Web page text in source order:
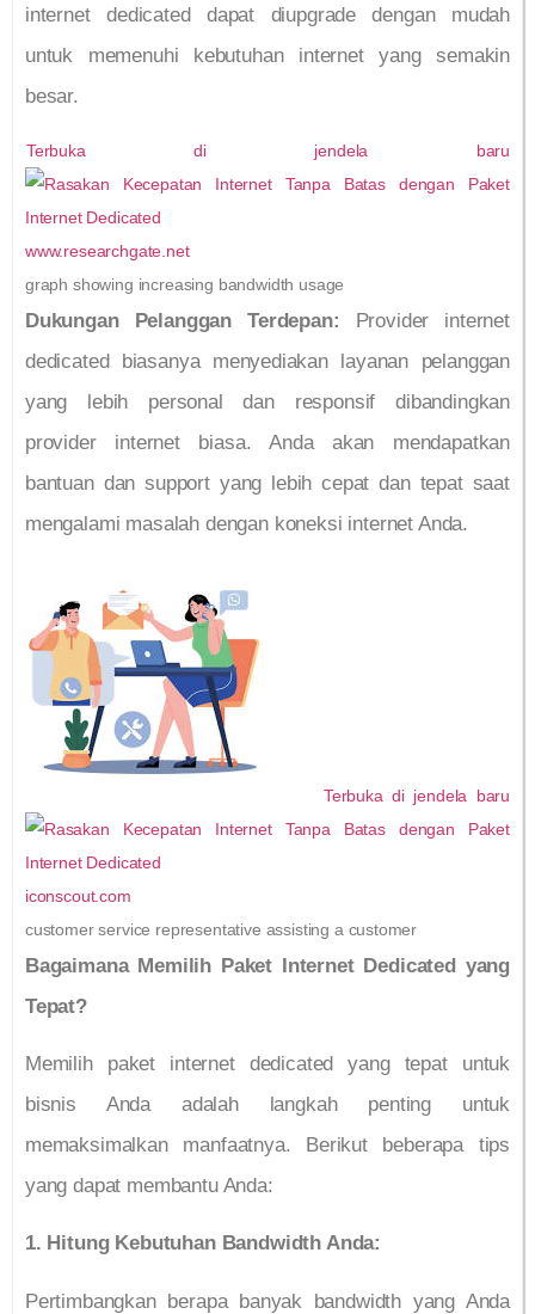
internet dedicated dapat diupgrade dengan mudah
untuk memenuhi kebutuhan internet yang semakin
besar.
Terbuka di jendela baru
www.researchgate.net
graph showing increasing bandwidth usage
Dukungan Pelanggan Terdepan: Provider internet
dedicated biasanya menyediakan layanan pelanggan
yang lebih personal dan responsif dibandingkan
provider internet biasa. Anda akan mendapatkan
bantuan dan support yang lebih cepat dan tepat saat
mengalami masalah dengan koneksi internet Anda.
Terbuka di jendela baru
iconscout.com
customer service representative assisting a customer
Bagaimana Memilih Paket Internet Dedicated yang
Tepat?
Memilih paket internet dedicated yang tepat untuk
bisnis Anda adalah langkah penting untuk
memaksimalkan manfaatnya. Berikut beberapa tips
yang dapat membantu Anda:
1. Hitung Kebutuhan Bandwidth Anda:
Pertimbangkan berapa banyak bandwidth yang Anda